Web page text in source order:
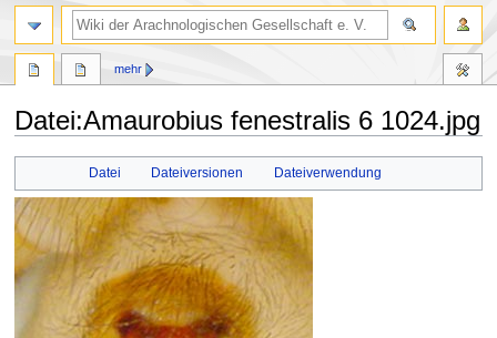
Datei:Amaurobius fenestralis 6 1024.jpg
springen
springen
Datei Dateiversionen Dateiverwendung
mehr